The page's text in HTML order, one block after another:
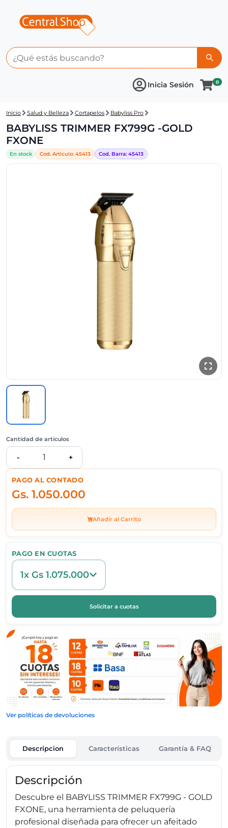
Inicia Sesión 0
Central Shop: BABYLISS
Inicio Salud y Belleza Cortapelos Babyliss Pro
BABYLISS TRIMMER FX799G -GOLD
FXONE
En stock Cod. Articulo: 45413 Cod. Barra: 45413
PAGO AL CONTADO
Gs. 1.050.000
Añadir al Carrito
PAGO EN CUOTAS
1x Gs 1.075.000
Solicitar a cuotas
Cantidad de artículos
- 1 +
Ver políticas de devoluciones
Descripcion Características Garantía & FAQ
Descripción
Descubre el BABYLISS TRIMMER FX799G - GOLD
FXONE, una herramienta de peluquería
profesional diseñada para ofrecer un afeitado